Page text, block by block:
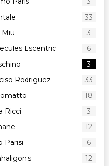
33
Miu
3
Escentric
6
3
Rodriguez
33
18
Ricci
3
12
Parisi
6
12